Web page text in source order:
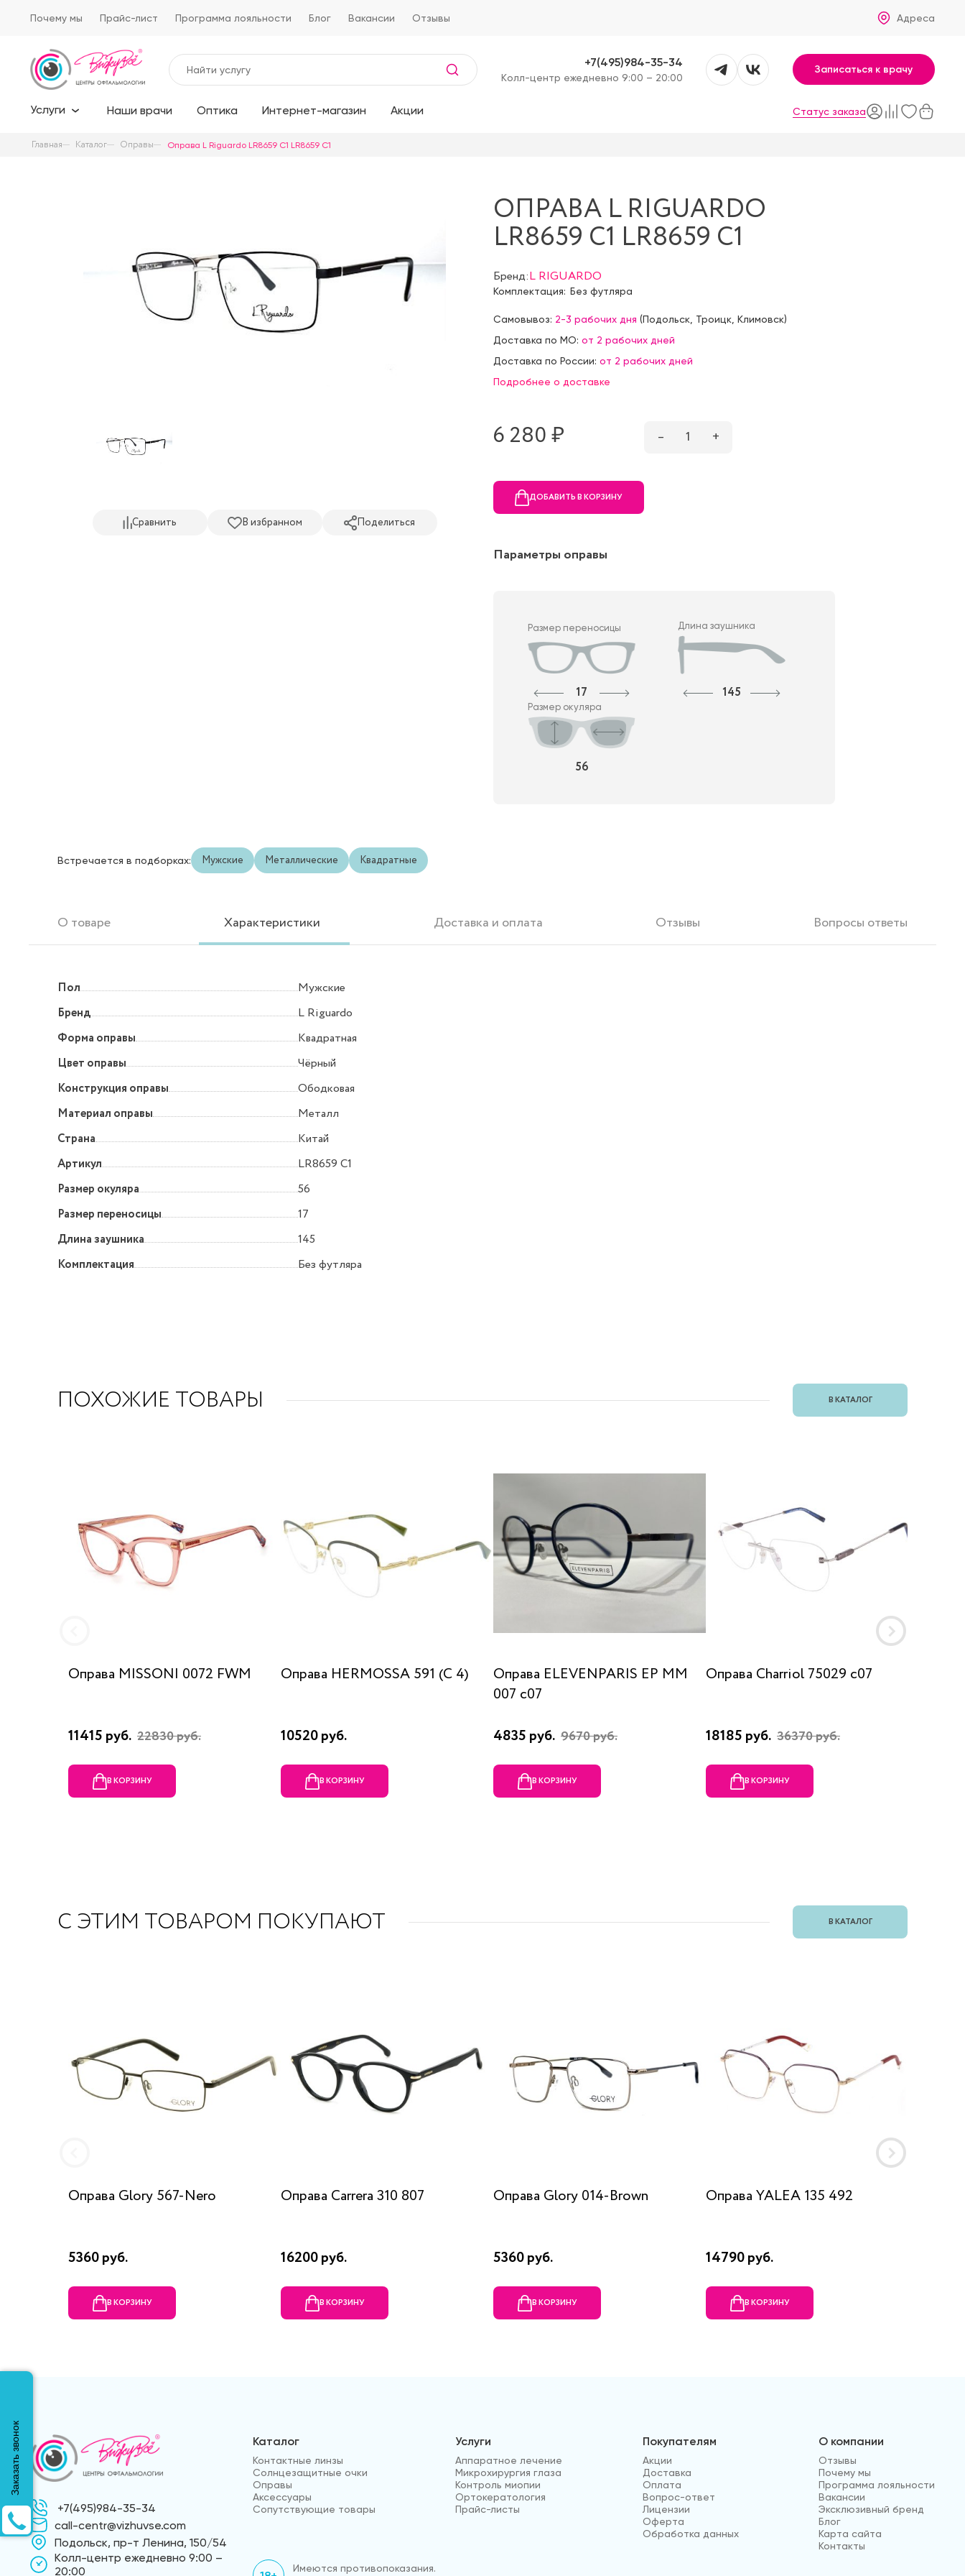
Почему мы Прайс-лист Программа лояльности Блог Вакансии Отзывы Адреса
+7(495)984-35-34
Kолл-центр ежедневно 9:00 – 20:00
Записаться к врачу
Услуги Наши врачи Оптика Интернет-магазин Акции Статус заказа
Главная Каталог Оправы Оправа L Riguardo LR8659 C1 LR8659 C1
Сравнить В избранном Поделиться
ОПРАВА L RIGUARDO
LR8659 C1 LR8659 C1
Бренд:L RIGUARDO
Комплектация: Без футляра
Самовывоз: 2-3 рабочих дня (Подольск, Троицк, Климовск)
Доставка по МО: от 2 рабочих дней
Доставка по России: от 2 рабочих дней
Подробнее о доставке
6 280 ₷ – 1 +
ДОБАВИТЬ В КОРЗИНУ
Параметры оправы
Размер переносицы
17
Длина заушника
145
Размер окуляра
56
Встречается в подборках: Мужские Металлические Квадратные
О товаре Характеристики Доставка и оплата Отзывы Вопросы ответы
Пол
Мужские
Бренд
L Riguardo
Форма оправы
Квадратная
Цвет оправы
Чёрный
Конструкция оправы
Ободковая
Материал оправы
Металл
Страна
Китай
Артикул
LR8659 C1
Размер окуляра
56
Размер переносицы
17
Длина заушника
145
Комплектация
Без футляра
ПОХОЖИЕ ТОВАРЫ В КАТАЛОГ
Оправа MISSONI 0072 FWM
11415 руб. 22830 руб.
В КОРЗИНУ
Оправа HERMOSSA 591 (C 4)
10520 руб.
В КОРЗИНУ
Оправа ELEVENPARIS EP MM
007 c07
4835 руб. 9670 руб.
В КОРЗИНУ
Оправа Charriol 75029 c07
18185 руб. 36370 руб.
В КОРЗИНУ
С ЭТИМ ТОВАРОМ ПОКУПАЮТ В КАТАЛОГ
Оправа Glory 567-Nero
5360 руб.
В КОРЗИНУ
Оправа Carrera 310 807
16200 руб.
В КОРЗИНУ
Оправа Glory 014-Brown
5360 руб.
В КОРЗИНУ
Оправа YALEA 135 492
14790 руб.
В КОРЗИНУ
+7(495)984-35-34
call-centr@vizhuvse.com
Подольск, пр-т Ленина, 150/54
Kолл-центр ежедневно 9:00 –
20:00
Каталог
Контактные линзы
Солнцезащитные очки
Оправы
Аксессуары
Сопутствующие товары
Услуги
Аппаратное лечение
Микрохирургия глаза
Контроль миопии
Ортокератология
Прайс-листы
Покупателям
Акции
Доставка
Оплата
Вопрос-ответ
Лицензии
Оферта
Обработка данных
О компании
Отзывы
Почему мы
Программа лояльности
Вакансии
Эксклюзивный бренд
Блог
Карта сайта
Контакты
Имеются противопоказания.
Заказать звонок